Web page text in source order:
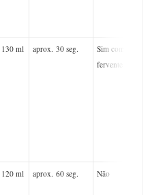
130 ml aprox. 30 seg.
Sim com água
fervente
120 ml aprox. 60 seg. Não